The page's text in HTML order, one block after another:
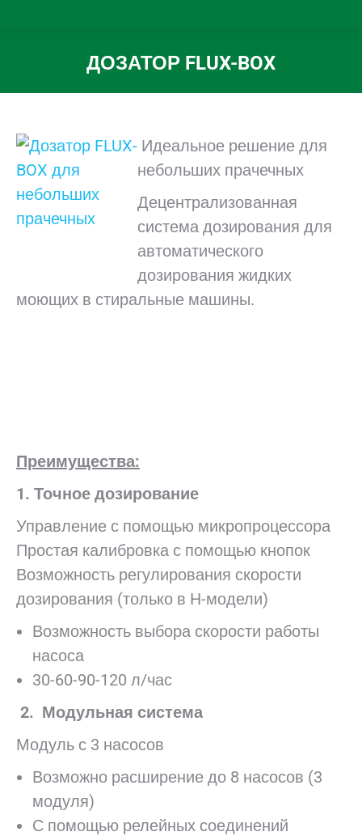
ДОЗАТОР FLUX-BOX
Вы здесь:
Идеальное решение для
небольших прачечных
Децентрализованная
система дозирования для
автоматического
дозирования жидких
моющих в стиральные машины.
Преимущества:
1. Точное дозирование
Управление с помощью микропроцессора
Простая калибровка с помощью кнопок
Возможность регулирования скорости
дозирования (только в H-модели)
Возможность выбора скорости работы
насоса
30-60-90-120 л/час
2. Модульная система
Модуль с 3 насосов
Возможно расширение до 8 насосов (3
модуля)
С помощью релейных соединений